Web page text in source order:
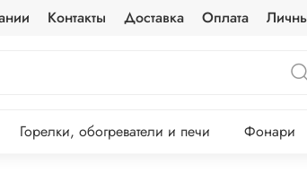
Контакты Доставка Оплата
Горелки, обогреватели и печи Фонари